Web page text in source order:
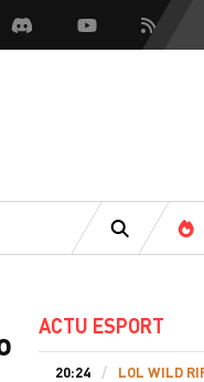
Discord YoutubeFlux RSS
RECHERCHE
ACTU ESPORT
20:24 LOL WILD